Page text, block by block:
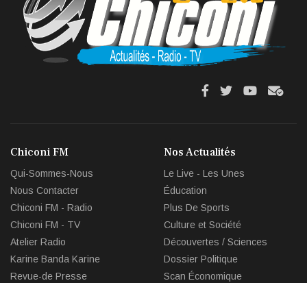
fa
fa
fab
fas
Chiconi FM
Qui-Sommes-Nous
Nous Contacter
Chiconi FM - Radio
Chiconi FM - TV
Atelier Radio
Karine Banda Karine
Revue-de Presse
Nos Actualités
Le Live - Les Unes
Éducation
Plus De Sports
Culture et Société
Découvertes / Sciences
Dossier Politique
Scan Économique